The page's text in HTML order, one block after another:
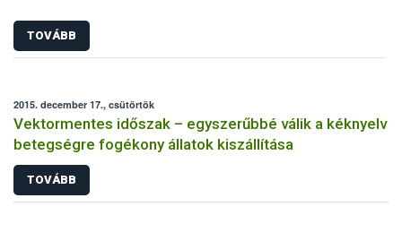
TOVÁBB
2015. december 17., csütörtök
Vektormentes időszak – egyszerűbbé válik a kéknyelv
betegségre fogékony állatok kiszállítása
TOVÁBB